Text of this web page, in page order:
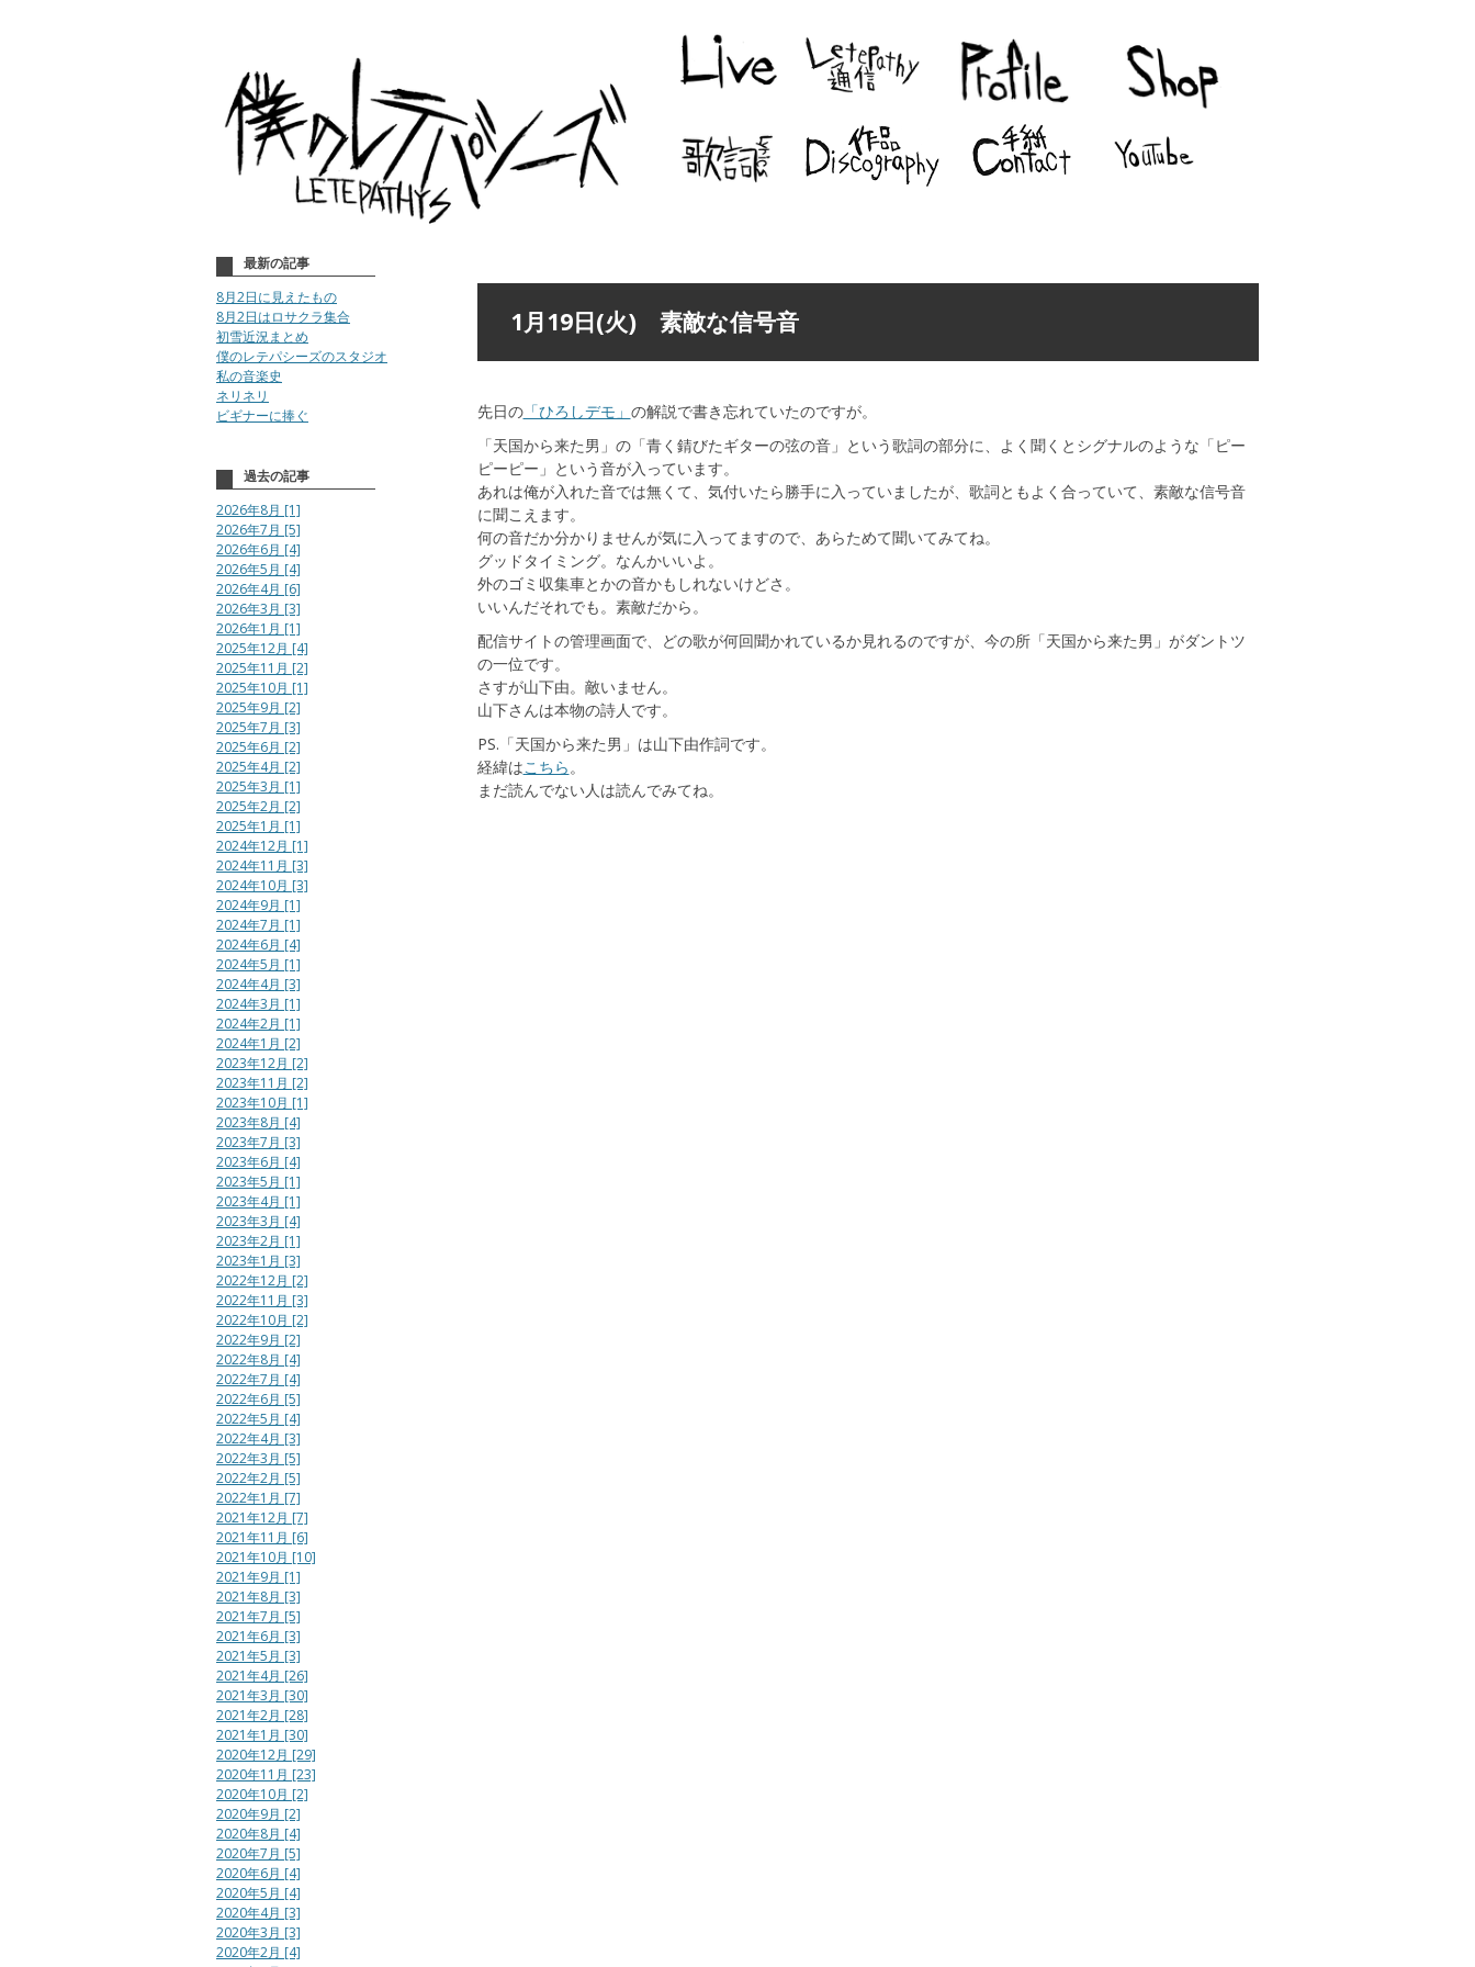
1月19日(火) 素敵な信号音
先日の「ひろしデモ」 の解説で書き忘れていたのですが。
「天国から来た男」の「青く錆びたギターの弦の音」という歌詞の部分に、よく聞くとシグナルのような「ピー
ピーピー」という音が入っています。
あれは俺が入れた音では無くて、気付いたら勝手に入っていましたが、歌詞ともよく合っていて、素敵な信号音
に聞こえます。
何の音だか分かりませんが気に入ってますので、あらためて聞いてみてね。
グッドタイミング。なんかいいよ。
外のゴミ収集車とかの音かもしれないけどさ。
いいんだそれでも。素敵だから。
配信サイトの管理画面で、どの歌が何回聞かれているか見れるのですが、今の所「天国から来た男」がダントツ
の一位です。
さすが山下由。敵いません。
山下さんは本物の詩人です。
PS.「天国から来た男」は山下由作詞です。
経緯はこちら。
まだ読んでない人は読んでみてね。
最新の記事
8月2日に見えたもの
8月2日はロサクラ集合
初雪近況まとめ
僕のレテパシーズのスタジオ
私の音楽史
ネリネリ
ビギナーに捧ぐ
過去の記事
2026年8月 [1]
2026年7月 [5]
2026年6月 [4]
2026年5月 [4]
2026年4月 [6]
2026年3月 [3]
2026年1月 [1]
2025年12月 [4]
2025年11月 [2]
2025年10月 [1]
2025年9月 [2]
2025年7月 [3]
2025年6月 [2]
2025年4月 [2]
2025年3月 [1]
2025年2月 [2]
2025年1月 [1]
2024年12月 [1]
2024年11月 [3]
2024年10月 [3]
2024年9月 [1]
2024年7月 [1]
2024年6月 [4]
2024年5月 [1]
2024年4月 [3]
2024年3月 [1]
2024年2月 [1]
2024年1月 [2]
2023年12月 [2]
2023年11月 [2]
2023年10月 [1]
2023年8月 [4]
2023年7月 [3]
2023年6月 [4]
2023年5月 [1]
2023年4月 [1]
2023年3月 [4]
2023年2月 [1]
2023年1月 [3]
2022年12月 [2]
2022年11月 [3]
2022年10月 [2]
2022年9月 [2]
2022年8月 [4]
2022年7月 [4]
2022年6月 [5]
2022年5月 [4]
2022年4月 [3]
2022年3月 [5]
2022年2月 [5]
2022年1月 [7]
2021年12月 [7]
2021年11月 [6]
2021年10月 [10]
2021年9月 [1]
2021年8月 [3]
2021年7月 [5]
2021年6月 [3]
2021年5月 [3]
2021年4月 [26]
2021年3月 [30]
2021年2月 [28]
2021年1月 [30]
2020年12月 [29]
2020年11月 [23]
2020年10月 [2]
2020年9月 [2]
2020年8月 [4]
2020年7月 [5]
2020年6月 [4]
2020年5月 [4]
2020年4月 [3]
2020年3月 [3]
2020年2月 [4]